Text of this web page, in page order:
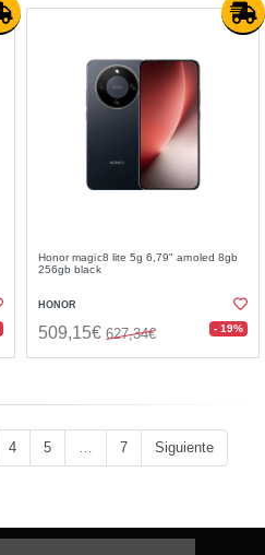
Honor magic8 lite 5g 6,79" amoled 8gb
256gb black
HONOR
509,15€ 627,34€ - 19%
4 5 … 7 Siguiente